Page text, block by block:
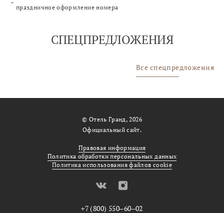
праздничное оформление номера
СПЕЦПРЕДЛОЖЕНИЯ
Предыдущий слайд
Все спецпредложения
© Отель Гранд, 2026
Официальный сайт.
Правовая информация
Политика обработки персональных данных
Политика использования файлов cookie
+7 (800) 550‒60‒02